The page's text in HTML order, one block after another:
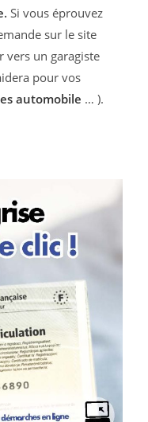
. Si vous éprouvez
sur le site
vers un garagiste
pour vos
automobile … ).